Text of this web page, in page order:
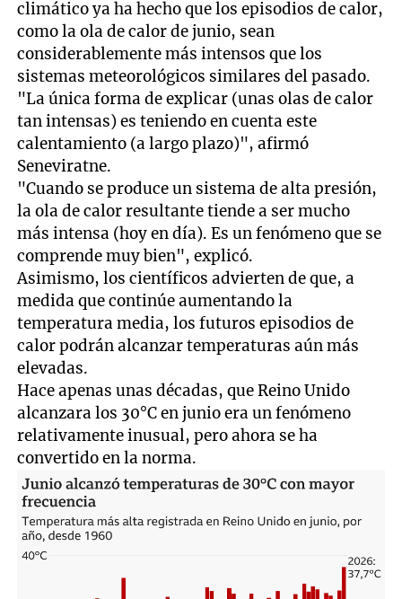
climático ya ha hecho que los episodios de calor,
como la ola de calor de junio, sean
considerablemente más intensos que los
sistemas meteorológicos similares del pasado.
"La única forma de explicar (unas olas de calor
tan intensas) es teniendo en cuenta este
calentamiento (a largo plazo)", afirmó
Seneviratne.
"Cuando se produce un sistema de alta presión,
la ola de calor resultante tiende a ser mucho
más intensa (hoy en día). Es un fenómeno que se
comprende muy bien", explicó.
Asimismo, los científicos advierten de que, a
medida que continúe aumentando la
temperatura media, los futuros episodios de
calor podrán alcanzar temperaturas aún más
elevadas.
Hace apenas unas décadas, que Reino Unido
alcanzara los 30°C en junio era un fenómeno
relativamente inusual, pero ahora se ha
convertido en la norma.